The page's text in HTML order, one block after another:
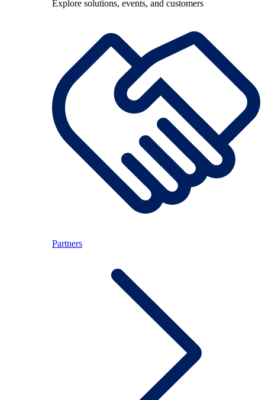
Explore solutions, events, and customers
Partners